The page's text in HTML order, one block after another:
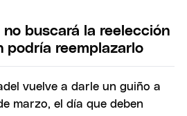
buscará la reelección
podría reemplazarlo